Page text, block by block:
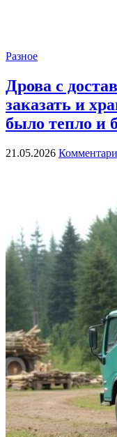
Разное
Дрова с
заказать и
было тепло и
21.05.2026